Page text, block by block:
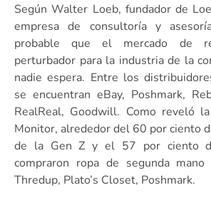
Según Walter Loeb, fundador de
empresa de consultoría y
probable que el mercado de
perturbador para la industria de la
nadie espera. Entre los
se encuentran eBay, Poshmark,
RealReal, Goodwill. Como reveló
Monitor, alrededor del 60 por ciento
de la Gen Z y el 57 por ciento
compraron ropa de segunda
Thredup, Plato’s Closet, Poshmark.